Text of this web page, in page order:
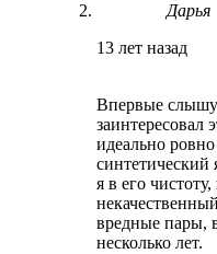
Дарья
13 лет назад
Впервые
заинтересовал
идеально
синтетический
я в его
вредные пары,
несколько лет.